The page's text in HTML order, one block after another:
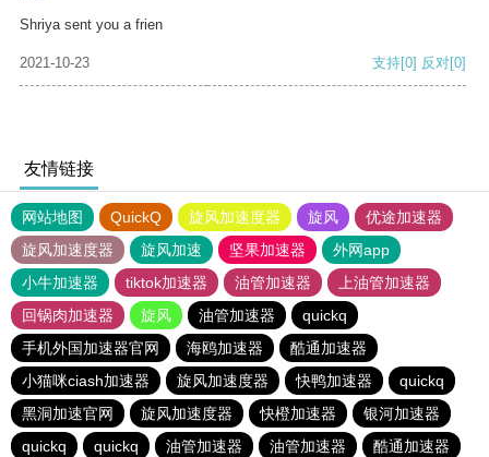
Shriya sent you a frien
2021-10-23 支持[0] 反对[0]
友情链接
网站地图 QuickQ 旋风加速度器 旋风
优途加速器
旋风加速度器
旋风加速 坚果加速器
外网app
小牛加速器
tiktok加速器 油管加速器
上油管加速器
回锅肉加速器
旋风 油管加速器
quickq
手机外国加速器官网
海鸥加速器
酷通加速器
小猫咪ciash加速器
旋风加速度器 快鸭加速器
quickq
黑洞加速官网
旋风加速度器 快橙加速器
银河加速器
quickq
quickq 油管加速器 油管加速器 酷通加速器